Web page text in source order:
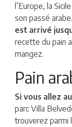
l’Europe, la
son passé
est arrivé
recette du pain
mangez.
Pain
Si vous allez
parc Villa
trouverez parmi